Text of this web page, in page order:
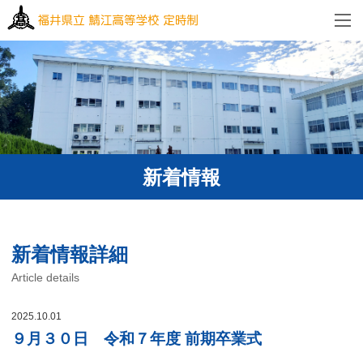
新着情報
新着情報詳細
Article details
2025.10.01
９月３０日 令和７年度 前期卒業式